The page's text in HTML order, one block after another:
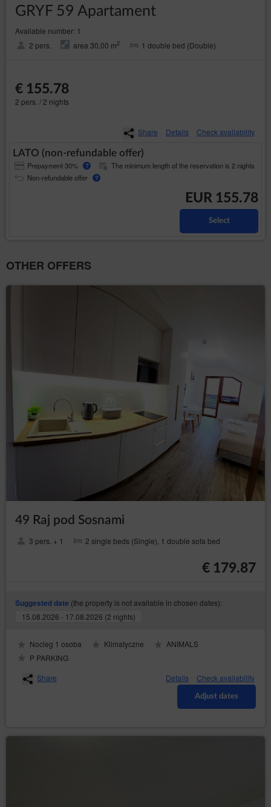
GRYF 59 Apartament
Available number: 1
2 pers.
area 30,00 m2 1 double bed (Double)
€ 155.78
2 pers. / 2 nights
Share Details Check availability
LATO (non-refundable offer)
Prepayment 30% ?
The minimum length of the reservation is 2 nights
Non-refundable offer
?
EUR 155.78
Select
OTHER OFFERS
49 Raj pod Sosnami
3 pers. + 1 2 single beds (Single), 1 double sofa bed
€ 179.87
Suggested date (the property is not available in chosen dates):
15.08.2026 - 17.08.2026 (2 nights)
Nocleg 1 osoba Klimatyczne
ANIMALS
P PARKING
Share
Details Check availability
Adjust dates